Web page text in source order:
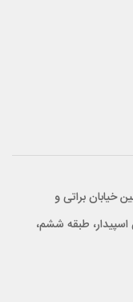
خیابان براتی و
۳۵۰، ساختمان اسپیدار، طبقه ششم،